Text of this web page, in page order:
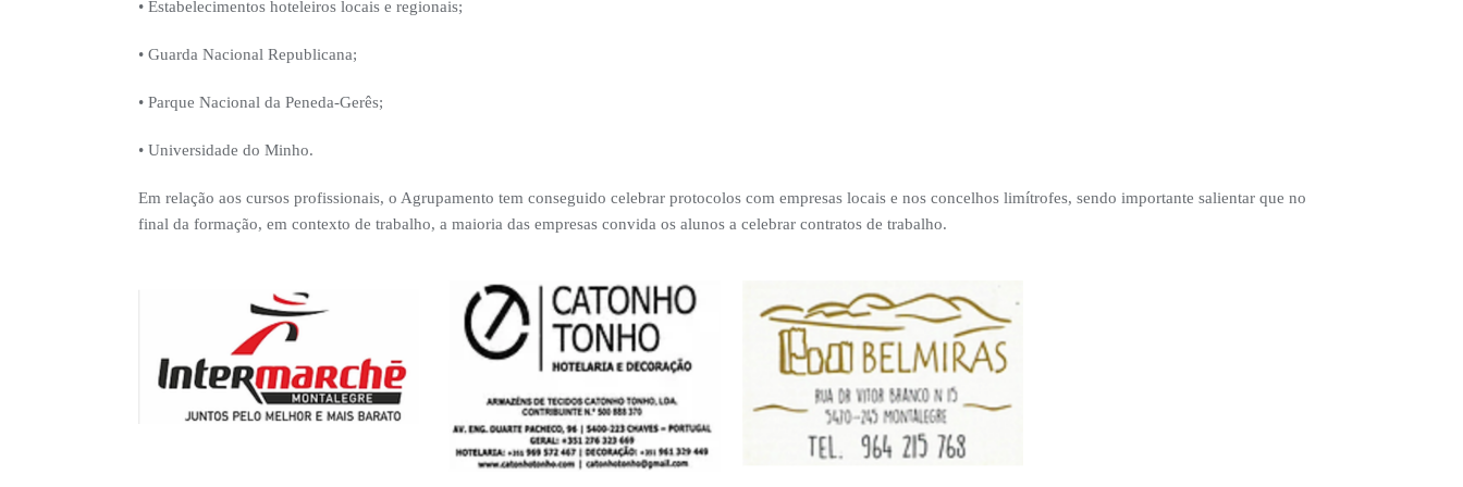
• Estabelecimentos hoteleiros locais e regionais;
• Guarda Nacional Republicana;
• Parque Nacional da Peneda-Gerês;
• Universidade do Minho.
Em relação aos cursos profissionais, o Agrupamento tem conseguido celebrar protocolos com empresas locais e nos concelhos limítrofes, sendo importante salientar que no
final da formação, em contexto de trabalho, a maioria das empresas convida os alunos a celebrar contratos de trabalho.